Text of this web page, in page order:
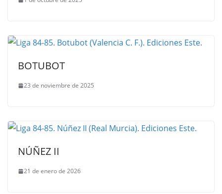
BOTUBOT
23 de noviembre de 2025
NÚÑEZ II
21 de enero de 2026